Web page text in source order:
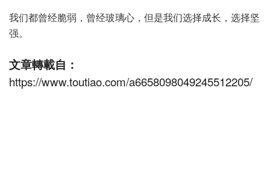
我们都曾经脆弱，曾经玻璃心，但是我们选择成长，选择坚
强。
文章轉載自：
https://www.toutiao.com/a6658098049245512205/